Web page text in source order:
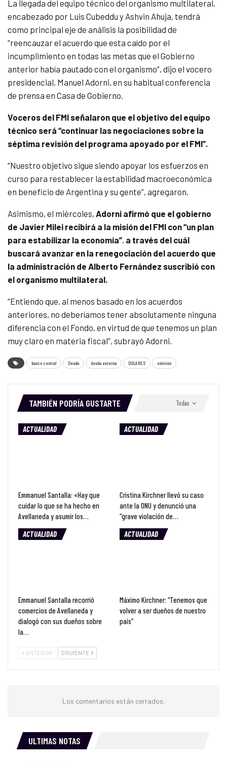
La llegada del equipo técnico del organismo multilateral,
encabezado por Luis Cubeddu y Ashvin Ahuja, tendrá
como principal eje de análisis la posibilidad de
“reencauzar el acuerdo que esta caído por el
incumplimiento en todas las metas que el Gobierno
anterior había pautado con el organismo”, dijo el vocero
presidencial, Manuel Adorni, en su habitual conferencia
de prensa en Casa de Gobierno.
Voceros del FMI señalaron que el objetivo del equipo
técnico será “continuar las negociaciones sobre la
séptima revisión del programa apoyado por el FMI”.
“Nuestro objetivo sigue siendo apoyar los esfuerzos en
curso para restablecer la estabilidad macroeconómica
en beneficio de Argentina y su gente”, agregaron.
Asimismo, el miércoles, Adorni afirmó que el gobierno
de Javier Milei recibirá a la misión del FMI con “un plan
para estabilizar la economía”, a través del cuál
buscará avanzar en la renegociación del acuerdo que
la administración de Alberto Fernández suscribió con
el organismo multilateral.
“Entiendo que, al menos basado en los acuerdos
anteriores, no deberíamos tener absolutamente ninguna
diferencia con el Fondo, en virtud de que tenemos un plan
muy claro en materia fiscal”, subrayó Adorni.
banco central Deuda deuda externa DOLARES emisión
Todas
TAMBIÉN PODRÍA GUSTARTE
ACTUALIDAD
Emmanuel Santalla: «Hay que
cuidar lo que se ha hecho en
Avellaneda y asumir los…
ACTUALIDAD
Cristina Kirchner llevó su caso
ante la ONU y denunció una
“grave violación de…
ACTUALIDAD
Emmanuel Santalla recorrió
comercios de Avellaneda y
dialogó con sus dueños sobre
la…
ACTUALIDAD
Máximo Kirchner: “Tenemos que
volver a ser dueños de nuestro
país”
ANTERIOR SIGUIENTE
Los comentarios están cerrados.
ULTIMAS NOTAS